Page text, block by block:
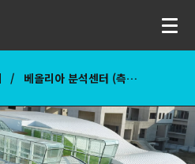
베올리아 분석센터 (측정대행업 및 기술교육)